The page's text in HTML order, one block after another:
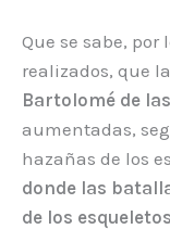
Que se sabe,
realizados, que
Bartolomé de
aumentadas,
hazañas de los
donde las
de los